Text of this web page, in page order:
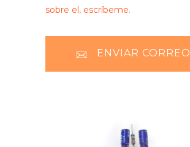
sobre el, escríbeme.
ENVIAR CORREO